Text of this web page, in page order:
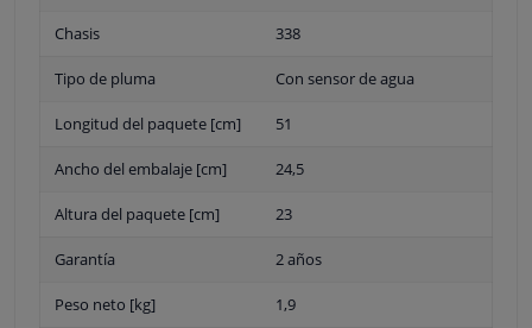
Chasis 338
Tipo de pluma Con sensor de agua
Longitud del paquete [cm] 51
Ancho del embalaje [cm] 24,5
Altura del paquete [cm] 23
Garantía 2 años
Peso neto [kg] 1,9